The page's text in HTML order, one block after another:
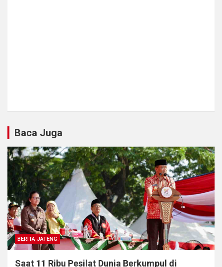
Baca Juga
BERITA JATENG
Saat 11 Ribu Pesilat Dunia Berkumpul di